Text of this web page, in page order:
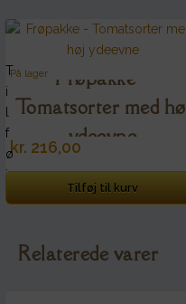
T
i
f
ø
j
På lager
Frøpakke –
Tomatsorter med
ydeevne
kr. 216,00
Tilføj til kurv
Relaterede varer